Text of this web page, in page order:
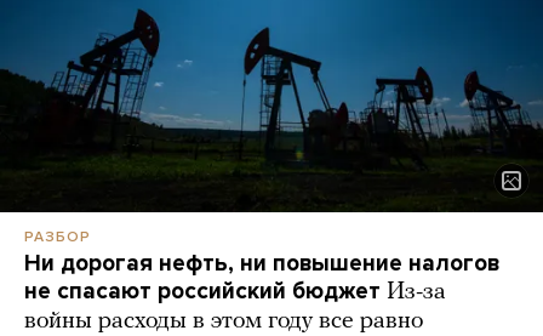
РАЗБОР
Ни дорогая нефть, ни повышение налогов
не спасают российский бюджет Из-за
войны расходы в этом году все равно